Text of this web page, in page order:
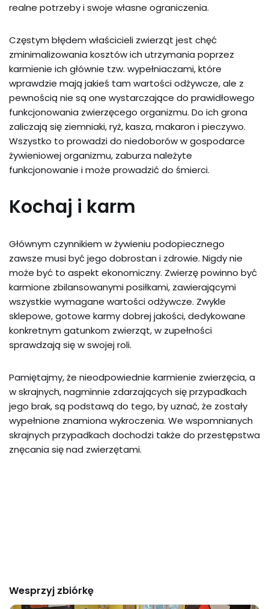
realne potrzeby i swoje własne ograniczenia.
Częstym błędem właścicieli zwierząt jest chęć
zminimalizowania kosztów ich utrzymania poprzez
karmienie ich głównie tzw. wypełniaczami, które
wprawdzie mają jakieś tam wartości odżywcze, ale z
pewnością nie są one wystarczające do prawidłowego
funkcjonowania zwierzęcego organizmu. Do ich grona
zaliczają się ziemniaki, ryż, kasza, makaron i pieczywo.
Wszystko to prowadzi do niedoborów w gospodarce
żywieniowej organizmu, zaburza należyte
funkcjonowanie i może prowadzić do śmierci.
Kochaj i karm
Głównym czynnikiem w żywieniu podopiecznego
zawsze musi być jego dobrostan i zdrowie. Nigdy nie
może być to aspekt ekonomiczny. Zwierzę powinno być
karmione zbilansowanymi posiłkami, zawierającymi
wszystkie wymagane wartości odżywcze. Zwykle
sklepowe, gotowe karmy dobrej jakości, dedykowane
konkretnym gatunkom zwierząt, w zupełności
sprawdzają się w swojej roli.
Pamiętajmy, że nieodpowiednie karmienie zwierzęcia, a
w skrajnych, nagminnie zdarzających się przypadkach
jego brak, są podstawą do tego, by uznać, że zostały
wypełnione znamiona wykroczenia. We wspomnianych
skrajnych przypadkach dochodzi także do przestępstwa
znęcania się nad zwierzętami.
Wesprzyj zbiórkę